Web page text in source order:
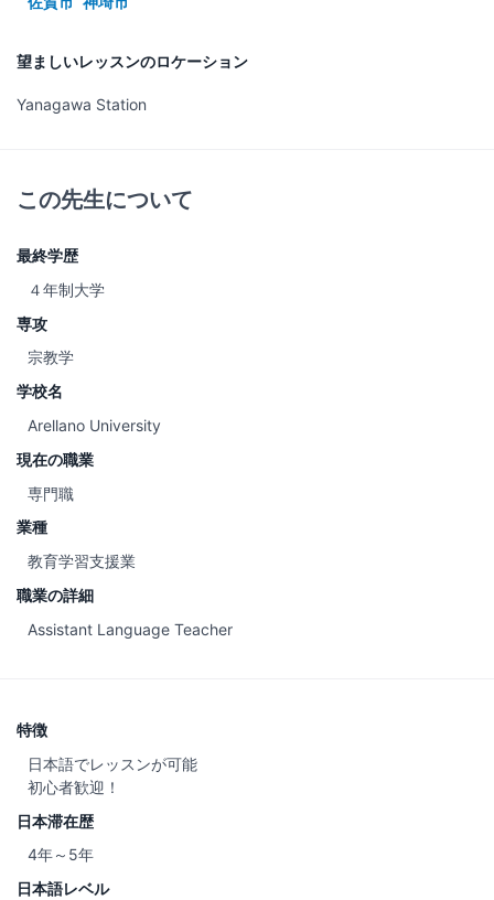
望ましいレッスンのロケーション
Yanagawa Station
この先生について
最終学歴
４年制大学
専攻
宗教学
学校名
Arellano University
現在の職業
専門職
業種
教育学習支援業
職業の詳細
Assistant Language Teacher
特徴
日本語でレッスンが可能
初心者歓迎！
日本滞在歴
4年～5年
日本語レベル